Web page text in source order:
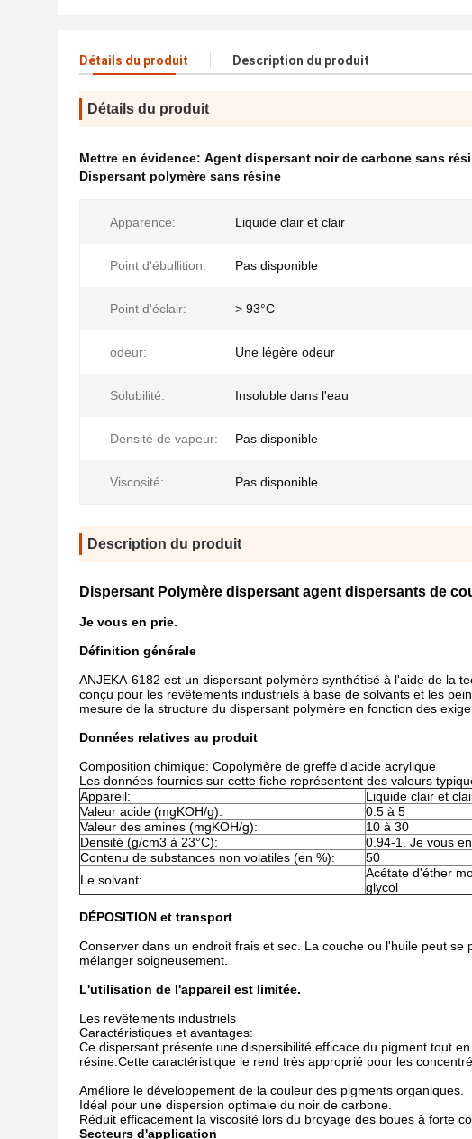
Détails du produit Description du produit
Détails du produit
Mettre en évidence: Agent dispersant noir de carbone sans
Dispersant polymère sans résine
Apparence: Liquide clair et clair
Point d'ébullition: Pas disponible
Point d'éclair: > 93°C
odeur: Une légère odeur
Solubilité: Insoluble dans l'eau
Densité de vapeur: Pas disponible
Viscosité: Pas disponible
Description du produit
Dispersant Polymère dispersant agent dispersants de
Je vous en prie.
Définition générale
ANJEKA-6182 est un dispersant polymère synthétisé à l'aide de la
conçu pour les revêtements industriels à base de solvants et les
mesure de la structure du dispersant polymère en fonction des
Données relatives au produit
Composition chimique: Copolymère de greffe d'acide acrylique
Les données fournies sur cette fiche représentent des valeurs
Appareil:
Liquide clair et
Valeur acide (mgKOH/g):
0.5 à 5
Valeur des amines (mgKOH/g):
10 à 30
Densité (g/cm3 à 23°C):
0.94-1. Je vous
Contenu de substances non volatiles (en %):
50
Le solvant:
Acétate d'éther
glycol
DÉPOSITION et transport
Conserver dans un endroit frais et sec. La couche ou l'huile peut
mélanger soigneusement.
L'utilisation de l'appareil est limitée.
Les revêtements industriels
Caractéristiques et avantages:
Ce dispersant présente une dispersibilité efficace du pigment tout
résine.Cette caractéristique le rend très approprié pour les
Améliore le développement de la couleur des pigments organiques.
Idéal pour une dispersion optimale du noir de carbone.
Réduit efficacement la viscosité lors du broyage des boues à forte
Secteurs d'application